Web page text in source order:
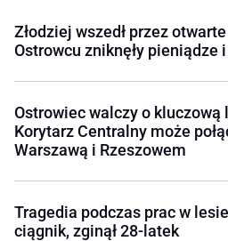
Złodziej wszedł przez
Ostrowcu zniknęły pieniądze
Ostrowiec walczy o kluczową
Korytarz Centralny może
Warszawą i Rzeszowem
Tragedia podczas prac w
ciągnik, zginął 28-latek